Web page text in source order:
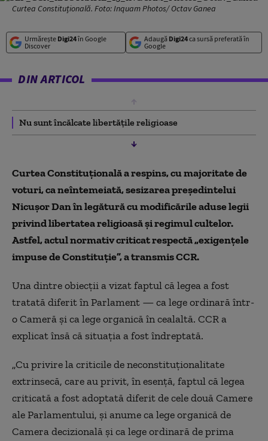
Curtea Constituțională. Foto: Inquam Photos/ Octav Ganea
Urmărește Digi24în Google
Discover
Adaugă Digi24ca sursă preferată în
Google
DIN ARTICOL
Nu sunt încălcate libertățile religioase
Curtea Constituțională a respins, cu majoritate de
voturi, ca neîntemeiată, sesizarea preşedintelui
Nicuşor Dan în legătură cu modificările aduse legii
privind libertatea religioasă şi regimul cultelor.
Astfel, actul normativ criticat respectă „exigențele
impuse de Constituție”, a transmis CCR.
Una dintre obiecții a vizat faptul că legea a fost
tratată diferit în Parlament — ca lege ordinară într-
o Cameră și ca lege organică în cealaltă. CCR a
explicat însă că situația a fost îndreptată.
„Cu privire la criticile de neconstituționalitate
extrinsecă, care au privit, în esență, faptul că legea
criticată a fost adoptată diferit de cele două Camere
ale Parlamentului, și anume ca lege organică de
Camera decizională și ca lege ordinară de prima